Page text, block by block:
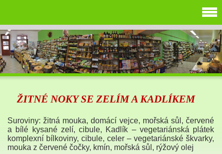
ŽITNÉ NOKY SE ZELÍM A KADLÍKEM
Suroviny: žitná mouka, domácí vejce, mořská sůl, červené
a bílé kysané zelí, cibule, Kadlík – vegetariánská plátek
komplexní bílkoviny, cibule, celer – vegetariánské škvarky,
mouka z červené čočky, kmín, mořská sůl, rýžový olej